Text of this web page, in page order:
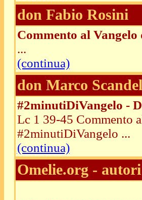
don Fabio Rosini
Commento al Vangelo
...
(continua)
don Marco
#2minutiDiVangelo -
Lc 1 39-45 Commento
#2minutiDiVangelo ...
(continua)
Omelie.org -